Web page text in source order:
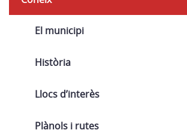
El municipi
Història
Llocs d’interès
Plànols i rutes